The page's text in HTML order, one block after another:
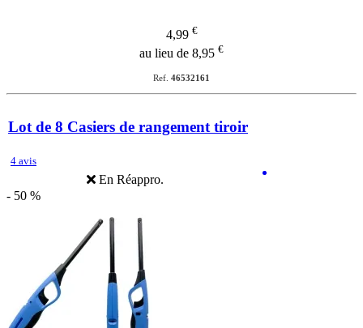
4,99 €
au lieu de 8,95 €
Ref. 46532161
Lot de 8 Casiers de rangement tiroir
4 avis
En Réappro.
- 50 %